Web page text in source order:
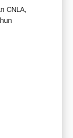
CNLA,